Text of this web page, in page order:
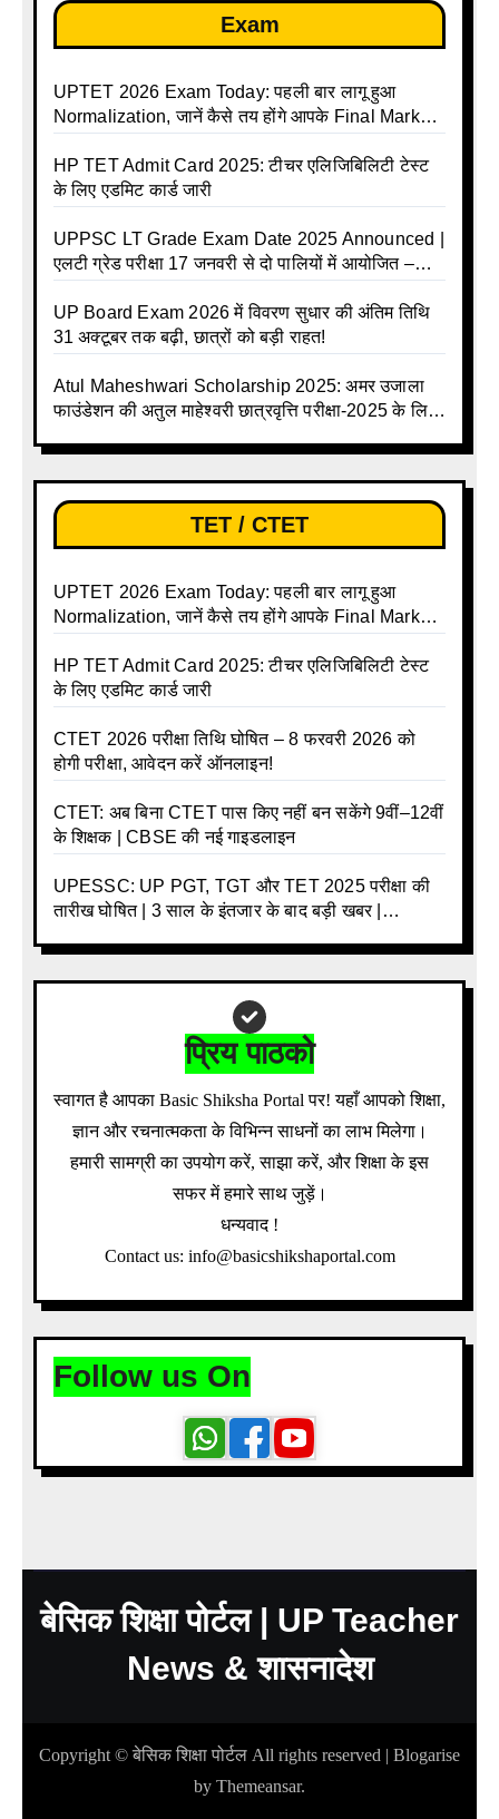
Exam
UPTET 2026 Exam Today: पहली बार लागू हुआ
Normalization, जानें कैसे तय होंगे आपके Final Marks
HP TET Admit Card 2025: टीचर एलिजिबिलिटी टेस्ट
के लिए एडमिट कार्ड जारी
UPPSC LT Grade Exam Date 2025 Announced |
एलटी ग्रेड परीक्षा 17 जनवरी से दो पालियों में आयोजित –
UP Board Exam 2026 में विवरण सुधार की अंतिम तिथि
31 अक्टूबर तक बढ़ी, छात्रों को बड़ी राहत!
Atul Maheshwari Scholarship 2025: अमर उजाला
फाउंडेशन की अतुल माहेश्वरी छात्रवृत्ति परीक्षा-2025 के लिए
TET / CTET
UPTET 2026 Exam Today: पहली बार लागू हुआ
Normalization, जानें कैसे तय होंगे आपके Final Marks
HP TET Admit Card 2025: टीचर एलिजिबिलिटी टेस्ट
के लिए एडमिट कार्ड जारी
CTET 2026 परीक्षा तिथि घोषित – 8 फरवरी 2026 को
होगी परीक्षा, आवेदन करें ऑनलाइन!
CTET: अब बिना CTET पास किए नहीं बन सकेंगे 9वीं–12वीं
के शिक्षक | CBSE की नई गाइडलाइन
UPESSC: UP PGT, TGT और TET 2025 परीक्षा की
तारीख घोषित | 3 साल के इंतजार के बाद बड़ी खबर |
प्रिय पाठको
स्वागत है आपका Basic Shiksha Portal पर! यहाँ आपको शिक्षा,
ज्ञान और रचनात्मकता के विभिन्न साधनों का लाभ मिलेगा।
हमारी सामग्री का उपयोग करें, साझा करें, और शिक्षा के इस
सफर में हमारे साथ जुड़ें।
धन्यवाद !
Contact us: info@basicshikshaportal.com
Follow us On
बेसिक शिक्षा पोर्टल | UP Teacher
News & शासनादेश
Copyright © बेसिक शिक्षा पोर्टल All rights reserved | Blogarise
by Themeansar.